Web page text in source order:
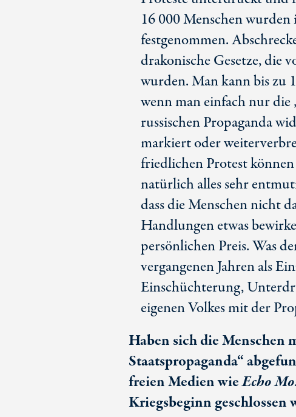
16 000Menschen
festgenommen.
drakonische Gesetze, die
wurden. Man kann bis zu
wenn man einfach nur
russischen Propaganda
markiert oder
friedlichen Protest können
natürlich alles sehr
dass die Menschen nicht
Handlungen etwas
persönlichen Preis. Was
vergangenen Jahren als
Einschüchterung,
eigenen Volkes mit der
Haben sich die Menschen
Staatspropaganda“
freien Medien wieEcho
Kriegsbeginn geschlossen